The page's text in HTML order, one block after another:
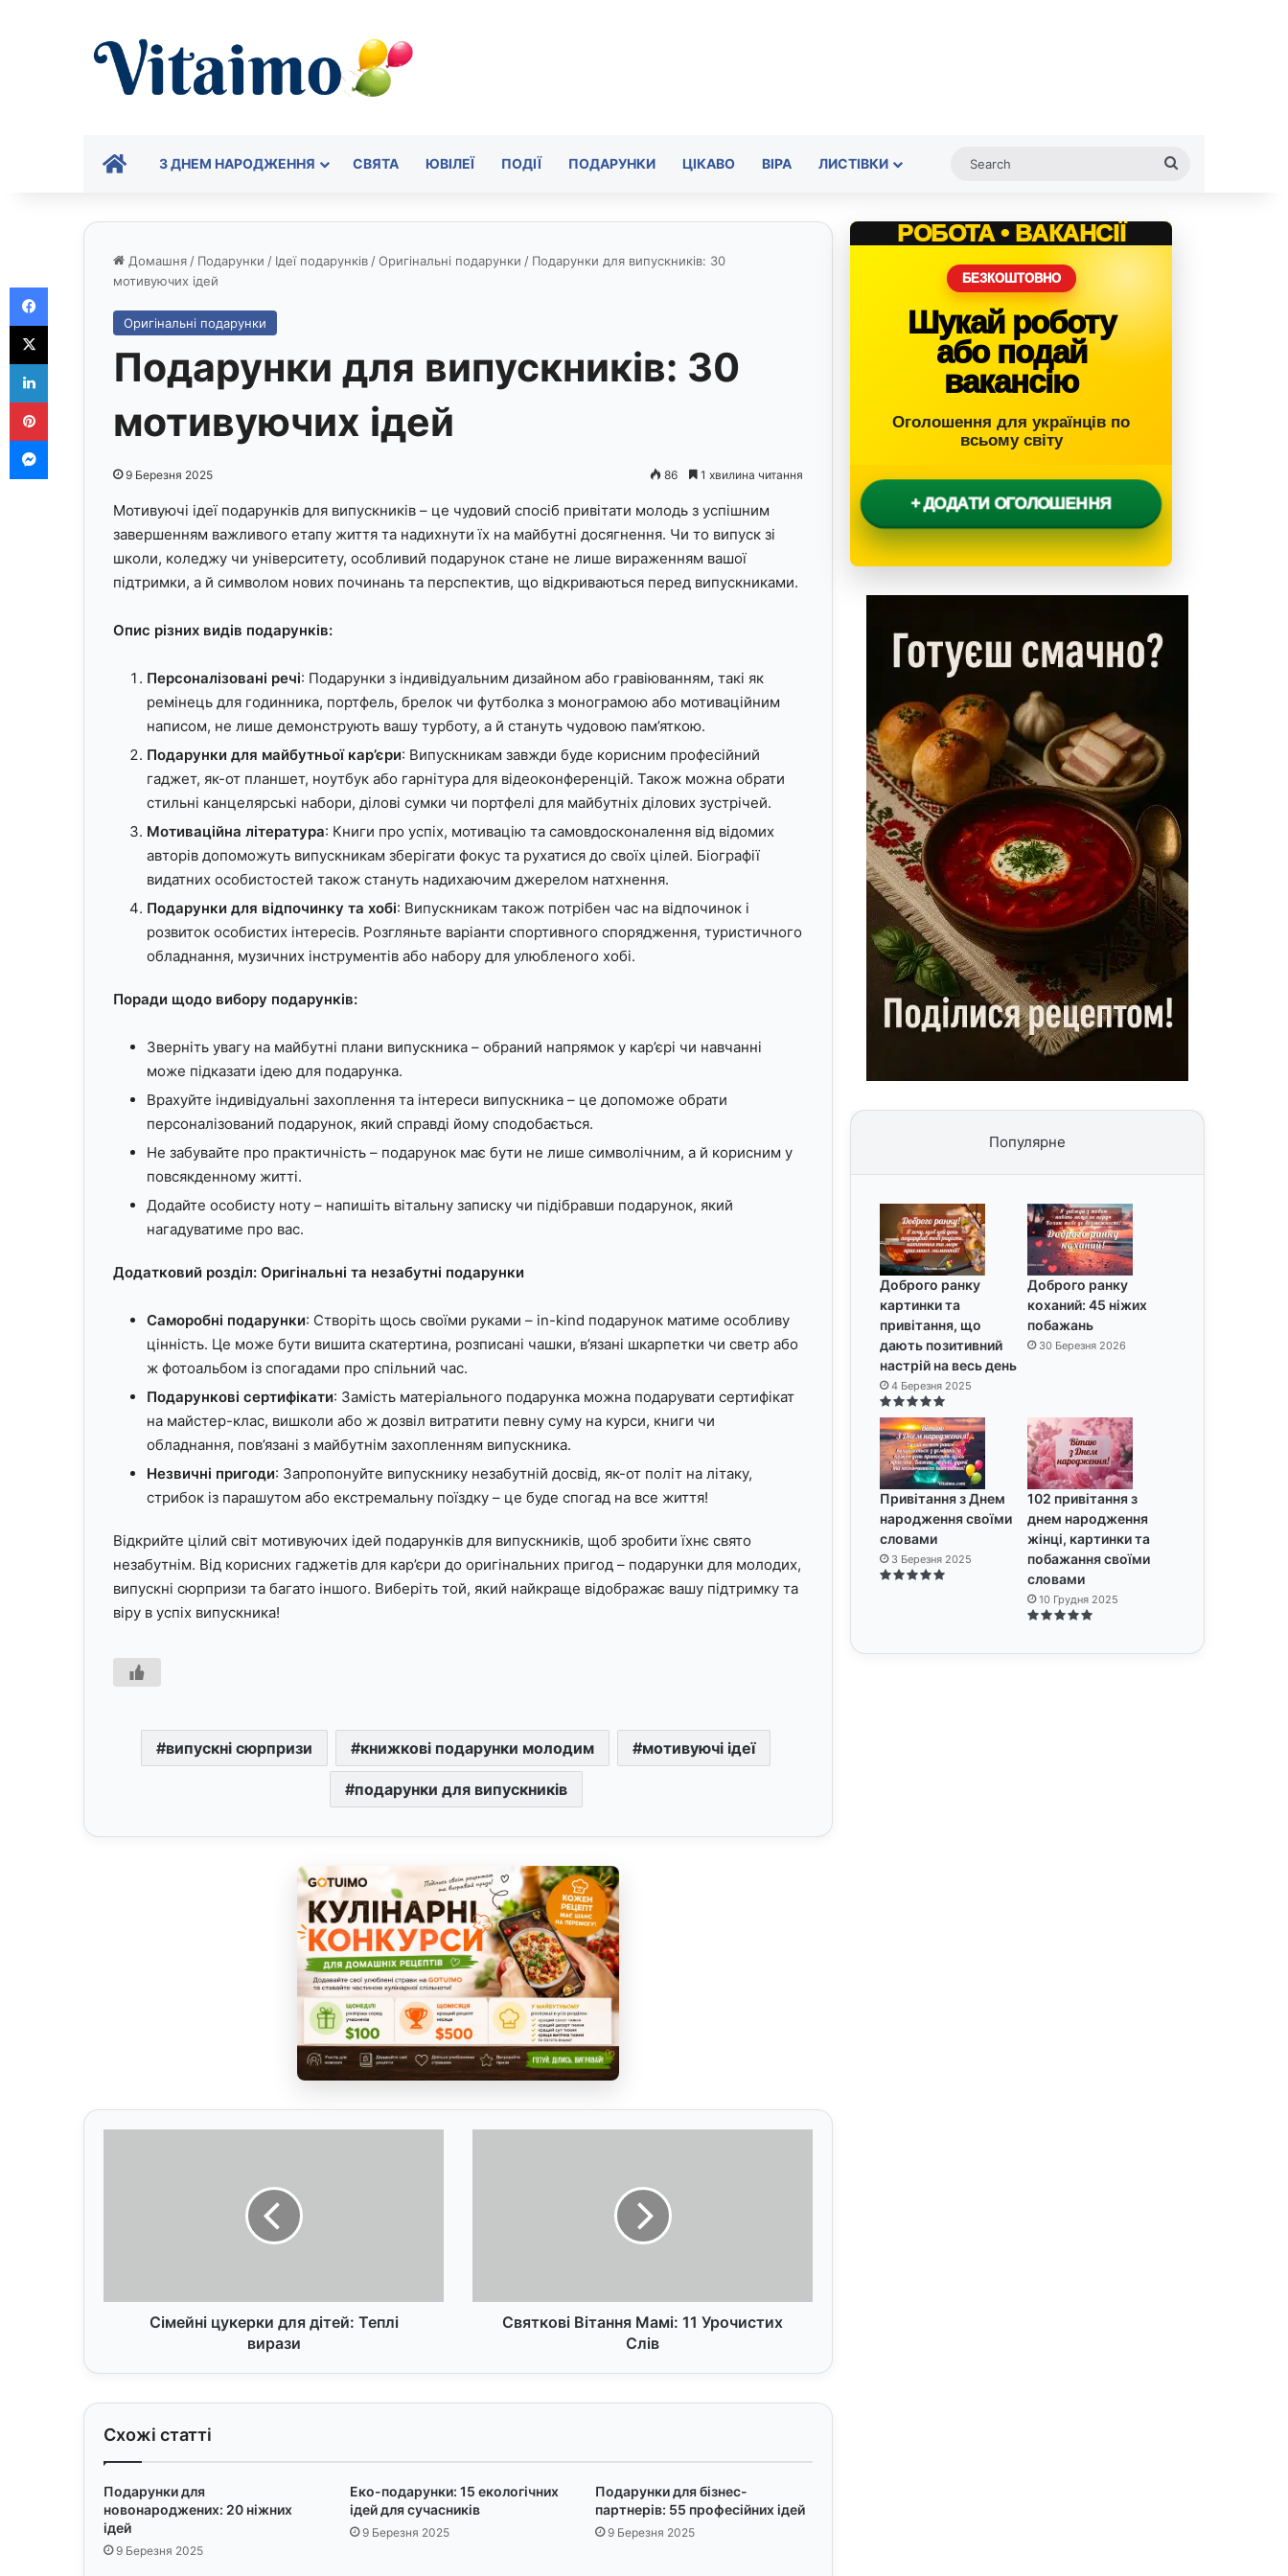
ГОЛОВНА
З ДНЕМ НАРОДЖЕННЯ СВЯТА ЮВІЛЕЇ ПОДІЇ ПОДАРУНКИ ЦІКАВО ВІРА ЛИСТІВКИ
Домашня / Подарунки / Ідеї подарунків /Оригінальні подарунки / Подарунки для випускників: 30
мотивуючих ідей
Оригінальні подарунки
Подарунки для випускників: 30
мотивуючих ідей
9 Березня 2025 86 1 хвилина читання
Мотивуючі ідеї подарунків для випускників – це чудовий спосіб привітати молодь з успішним
завершенням важливого етапу життя та надихнути їх на майбутні досягнення. Чи то випуск зі
школи, коледжу чи університету, особливий подарунок стане не лише вираженням вашої
підтримки, а й символом нових починань та перспектив, що відкриваються перед випускниками.
Опис різних видів подарунків:
Персоналізовані речі: Подарунки з індивідуальним дизайном або гравіюванням, такі як
ремінець для годинника, портфель, брелок чи футболка з монограмою або мотиваційним
написом, не лише демонструють вашу турботу, а й стануть чудовою пам’яткою.
Подарунки для майбутньої кар’єри: Випускникам завжди буде корисним професійний
гаджет, як-от планшет, ноутбук або гарнітура для відеоконференцій. Також можна обрати
стильні канцелярські набори, ділові сумки чи портфелі для майбутніх ділових зустрічей.
Мотиваційна література: Книги про успіх, мотивацію та самовдосконалення від відомих
авторів допоможуть випускникам зберігати фокус та рухатися до своїх цілей. Біографії
видатних особистостей також стануть надихаючим джерелом натхнення.
Подарунки для відпочинку та хобі: Випускникам також потрібен час на відпочинок і
розвиток особистих інтересів. Розгляньте варіанти спортивного спорядження, туристичного
обладнання, музичних інструментів або набору для улюбленого хобі.
Поради щодо вибору подарунків:
Зверніть увагу на майбутні плани випускника – обраний напрямок у кар’єрі чи навчанні
може підказати ідею для подарунка.
Врахуйте індивідуальні захоплення та інтереси випускника – це допоможе обрати
персоналізований подарунок, який справді йому сподобається.
Не забувайте про практичність – подарунок має бути не лише символічним, а й корисним у
повсякденному житті.
Додайте особисту ноту – напишіть вітальну записку чи підібравши подарунок, який
нагадуватиме про вас.
Додатковий розділ: Оригінальні та незабутні подарунки
Саморобні подарунки: Створіть щось своїми руками – in-kind подарунок матиме особливу
цінність. Це може бути вишита скатертина, розписані чашки, в’язані шкарпетки чи светр або
ж фотоальбом із спогадами про спільний час.
Подарункові сертифікати: Замість матеріального подарунка можна подарувати сертифікат
на майстер-клас, вишколи або ж дозвіл витратити певну суму на курси, книги чи
обладнання, пов’язані з майбутнім захопленням випускника.
Незвичні пригоди: Запропонуйте випускнику незабутній досвід, як-от політ на літаку,
стрибок із парашутом або екстремальну поїздку – це буде спогад на все життя!
Відкрийте цілий світ мотивуючих ідей подарунків для випускників, щоб зробити їхнє свято
незабутнім. Від корисних гаджетів для кар’єри до оригінальних пригод – подарунки для молодих,
випускні сюрпризи та багато іншого. Виберіть той, який найкраще відображає вашу підтримку та
віру в успіх випускника!
випускні сюрпризи книжкові подарунки молодим мотивуючі ідеї
подарунки для випускників
у
и
л
я
і
т
е
Сімейні цукерки для дітей: Теплі
вирази
В
н
а
і
Святкові Вітання Мамі: 11 Урочистих
Слів
Схожі статті
Подарунки для
новонароджених: 20 ніжних
ідей
9 Березня 2025
Еко-подарунки: 15 екологічних
ідей для сучасників
9 Березня 2025
Подарунки для бізнес-
партнерів: 55 професійних ідей
9 Березня 2025
РОБОТА • ВАКАНСІЇ
БЕЗКОШТОВНО
Шукай роботу
або подай
вакансію
Оголошення для українців по
всьому світу
+ ДОДАТИ ОГОЛОШЕННЯ
Популярне
Доброго ранку
картинки та
привітання, що
дають позитивний
настрій на весь день
4 Березня 2025
Доброго ранку
коханий: 45 ніжих
побажань
30 Березня 2026
Привітання з Днем
народження своїми
словами
3 Березня 2025
102 привітання з
днем народження
жінці, картинки та
побажання своїми
словами
10 Грудня 2025
Messenger